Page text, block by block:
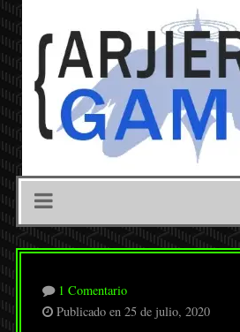
1 Comentario
Publicado en 25 de julio, 2020